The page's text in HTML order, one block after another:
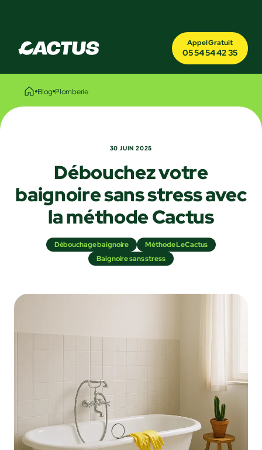
Appel Gratuit
05 54 54 42 35
Blog Plomberie
30 JUIN 2025
Débouchez votre
baignoire sans stress avec
la méthode Cactus
Débouchage baignoire
Méthode LeCactus
Baignoire sans stress